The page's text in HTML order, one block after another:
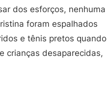
dos esforços, nenhuma
foram espalhados
e tênis pretos quando
crianças desaparecidas,